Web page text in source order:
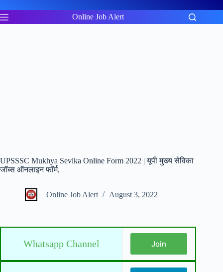
to
content
Online Job Alert
UPSSSC Mukhya Sevika Online Form 2022 | यूपी मुख्य सेविका
जॉब्स ऑनलाइन फॉर्म,
Online Job Alert August 3, 2022
Whatsapp Channel Join